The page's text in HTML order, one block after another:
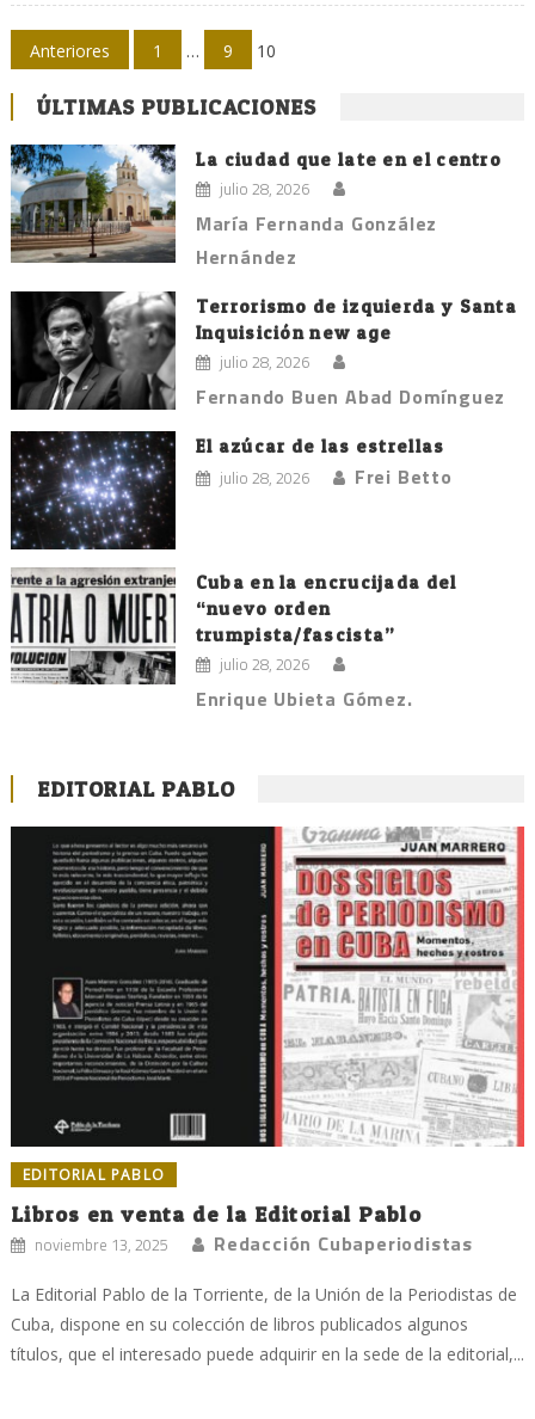
Navegación
de
entradas
Anteriores 1 … 9 10
ÚLTIMAS PUBLICACIONES
La ciudad que late en el centro
julio 28, 2026
María Fernanda González
Hernández
Terrorismo de izquierda y Santa
Inquisición new age
julio 28, 2026
Fernando Buen Abad Domínguez
El azúcar de las estrellas
julio 28, 2026 Frei Betto
Cuba en la encrucijada del
“nuevo orden
trumpista/fascista”
julio 28, 2026
Enrique Ubieta Gómez.
EDITORIAL PABLO
EDITORIAL PABLO
Libros en venta de la Editorial Pablo
noviembre 13, 2025 Redacción Cubaperiodistas
La Editorial Pablo de la Torriente, de la Unión de la Periodistas de
Cuba, dispone en su colección de libros publicados algunos
títulos, que el interesado puede adquirir en la sede de la editorial,...